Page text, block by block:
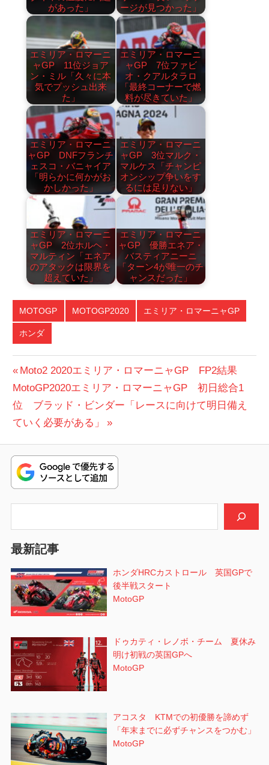
があった」
ージが見つかった」
エミリア・ロマーニ
ャGP 11位ジョア
ン・ミル「久々に本
気でプッシュ出来
た」
エミリア・ロマーニ
ャGP 7位ファビ
オ・クアルタラロ
「最終コーナーで燃
料が尽きていた」
エミリア・ロマーニ
ャGP DNFフランチ
ェスコ・バニャイア
「明らかに何かがお
かしかった」
エミリア・ロマーニ
ャGP 3位マルク・
マルケス「チャンピ
オンシップ争いをす
るには足りない」
エミリア・ロマーニ
ャGP 2位ホルヘ・
マルティン「エネア
のアタックは限界を
超えていた」
エミリア・ロマーニ
ャGP 優勝エネア・
バスティアニーニ
「ターン4が唯一のチ
ャンスだった」
MOTOGP MOTOGP2020 エミリア・ロマーニャGP
ホンダ
投
稿
ナ
ビ
ゲ
ー
ン
前
の
投
稿:
Moto2 2020エミリア・ロマーニャGP FP2結果
次
の
投
MotoGP2020エミリア・ロマーニャGP 初日総合1
位 ブラッド・ビンダー「レースに向けて明日備え
ていく必要がある」
最新記事
ホンダHRCカストロール 英国GPで
後半戦スタート
MotoGP
ドゥカティ・レノボ・チーム 夏休み
明け初戦の英国GPへ
MotoGP
アコスタ KTMでの初優勝を諦めず
「年末までに必ずチャンスをつかむ」
MotoGP